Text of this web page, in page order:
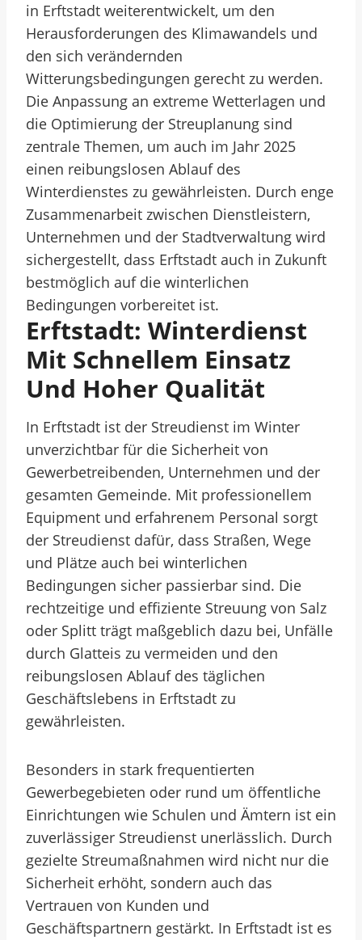
in Erftstadt weiterentwickelt, um den
Herausforderungen des Klimawandels und
den sich verändernden
Witterungsbedingungen gerecht zu werden.
Die Anpassung an extreme Wetterlagen und
die Optimierung der Streuplanung sind
zentrale Themen, um auch im Jahr 2025
einen reibungslosen Ablauf des
Winterdienstes zu gewährleisten. Durch enge
Zusammenarbeit zwischen Dienstleistern,
Unternehmen und der Stadtverwaltung wird
sichergestellt, dass Erftstadt auch in Zukunft
bestmöglich auf die winterlichen
Bedingungen vorbereitet ist.
Erftstadt: Winterdienst
Mit Schnellem Einsatz
Und Hoher Qualität
In Erftstadt ist der Streudienst im Winter
unverzichtbar für die Sicherheit von
Gewerbetreibenden, Unternehmen und der
gesamten Gemeinde. Mit professionellem
Equipment und erfahrenem Personal sorgt
der Streudienst dafür, dass Straßen, Wege
und Plätze auch bei winterlichen
Bedingungen sicher passierbar sind. Die
rechtzeitige und effiziente Streuung von Salz
oder Splitt trägt maßgeblich dazu bei, Unfälle
durch Glatteis zu vermeiden und den
reibungslosen Ablauf des täglichen
Geschäftslebens in Erftstadt zu
gewährleisten.
Besonders in stark frequentierten
Gewerbegebieten oder rund um öffentliche
Einrichtungen wie Schulen und Ämtern ist ein
zuverlässiger Streudienst unerlässlich. Durch
gezielte Streumaßnahmen wird nicht nur die
Sicherheit erhöht, sondern auch das
Vertrauen von Kunden und
Geschäftspartnern gestärkt. In Erftstadt ist es